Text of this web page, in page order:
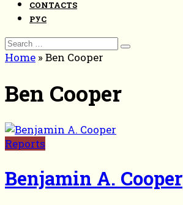
CONTACTS
РУС
Search
for:
Home »Ben Cooper
Ben Cooper
Reports
Benjamin A. Cooper